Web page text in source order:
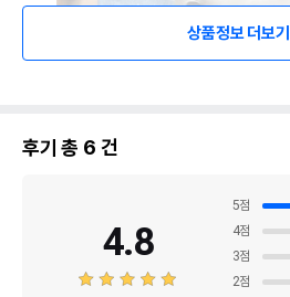
상품정보 더보기
후기 총 6 건
4.8
5점
4점
3점
2점